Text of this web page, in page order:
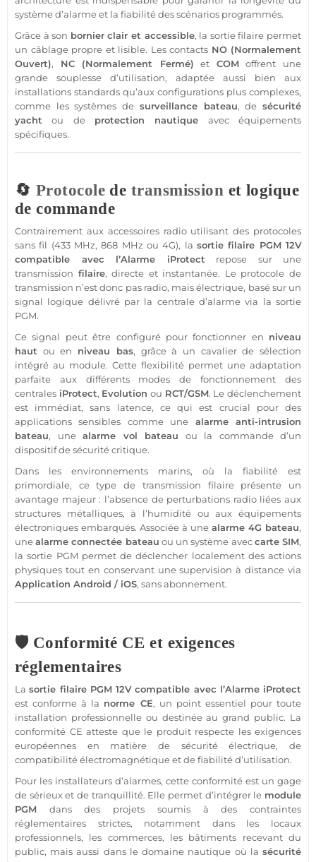
systèmed’alarmeet la fiabilité des scénarios programmés.
Grâce à son bornierclair et accessible, la sortie filaire permet
un câblage propre et lisible. Les contacts NO (Normalement
Ouvert), NC (Normalement Fermé) et COMoffrent une
grande souplesse d’utilisation, adaptée aussi bien aux
installations standards qu’aux configurations plus complexes,
comme les systèmes de surveillance bateau, desécurité
yacht ou de protection nautique avec équipements
spécifiques.
🔄 Protocolede transmission et logique
de commande
Contrairement aux accessoiresradio utilisant des protocoles
sans fil (433 MHz,868 MHz ou4G), lasortie filaire PGM 12V
compatible avec l’Alarme iProtect repose sur une
transmission filaire, directe et instantanée. Le protocole de
transmission n’est donc pas radio, mais électrique, basé sur un
signal logique délivré par la centraled’alarme via lasortie
PGM.
Ce signal peut être configuré pour fonctionner en niveau
haut ou en niveau bas, grâce à un cavalier de sélection
intégré au module. Cette flexibilité permet une adaptation
parfaite aux différents modes de fonctionnement des
centrales iProtect, Evolution ou RCT/GSM. Le déclenchement
est immédiat, sans latence, ce qui est crucial pour des
applications sensibles comme une alarmeanti-intrusion
bateau, une alarme vol bateau ou la commande d’un
dispositif desécuritécritique.
Dans les environnements marins, où la fiabilité est
primordiale, ce type de transmission filaireprésente un
avantage majeur : l’absence de perturbations radio liées aux
structures métalliques, à l’humidité ou aux équipements
électroniques embarqués. Associée à une alarme 4G bateau,
unealarme connectée bateau ou unsystème aveccarte SIM,
lasortie PGM permet de déclencher localement des actions
physiques tout en conservant une supervision à distance via
Application Android / iOS, sans abonnement.
🛡️ Conformité CE et exigences
réglementaires
Lasortie filaire PGM 12V compatible avec l’Alarme iProtect
est conforme à la norme CE, un point essentiel pour toute
installation professionnelleou destinée au grand public. La
conformité CE atteste que le produit respecte les exigences
européennes en matière de sécuritéélectrique, de
compatibilité électromagnétique et de fiabilité d’utilisation.
Pour les installateurs d’alarmes, cette conformité est un gage
de sérieux et de tranquillité. Elle permet d’intégrer le module
PGM dans des projets soumis à des contraintes
réglementaires strictes, notamment dans les locaux
professionnels, les commerces, les bâtiments recevant du
public, mais aussi dans le domaine nautique où lasécurité